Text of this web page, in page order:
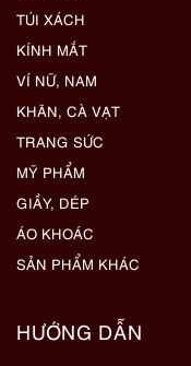
TÚI XÁCH
KÍNH MẮT
VÍ NỮ, NAM
KHĂN, CÀ VẠT
TRANG SỨC
MỸ PHẨM
GIẦY, DÉP
ÁO KHOÁC
SẢN PHẨM KHÁC
HƯỚNG DẪN